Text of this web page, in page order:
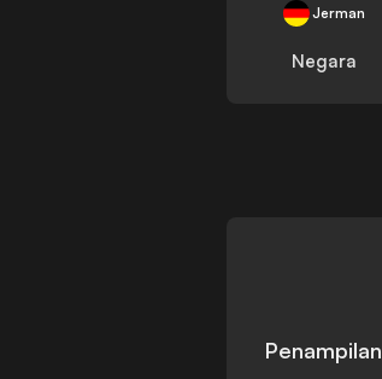
Jerman
Negara
Penampilan